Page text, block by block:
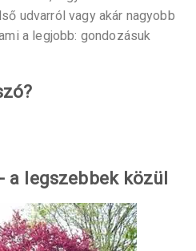
udvarról vagy akár nagyobb
a legjobb: gondozásuk
a legszebbek közül